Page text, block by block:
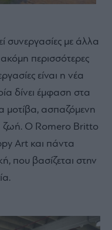
συνεργασίες με άλλα
περισσότερες
είναι η νέα
δίνει έμφαση στα
μοτίβα, ασπαζόμενη
ζωή. Ο Romero Britto
Art και πάντα
που βασίζεται στην